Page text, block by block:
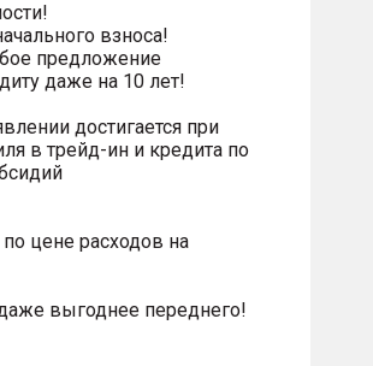
взноса!
предложение
даже на 10 лет!
достигается при
в трейд-ин и кредита по
цене расходов на
выгоднее переднего!